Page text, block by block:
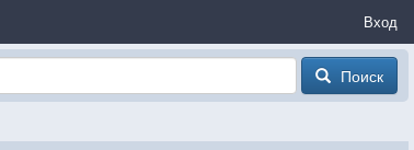
Вход
Поиск